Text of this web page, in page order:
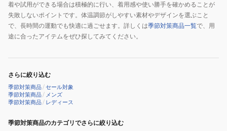
着や試用ができる場合は積極的に行い、着用感や使い勝手を確かめることが
失敗しないポイントです。体温調節がしやすい素材やデザインを選ぶこと
で、長時間の運動でも快適に過ごせます。詳しくは季節対策商品一覧で、用
途に合ったアイテムをぜひ探してみてください。
さらに絞り込む
季節対策商品/セール対象
季節対策商品/ メンズ
季節対策商品/ レディース
季節対策商品のカテゴリでさらに絞り込む